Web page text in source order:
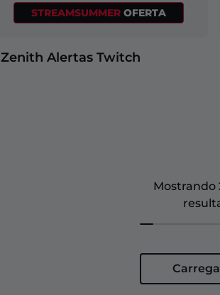
STREAMSUMMER OFERTA
Zenith Alertas Twitch
Mostrando